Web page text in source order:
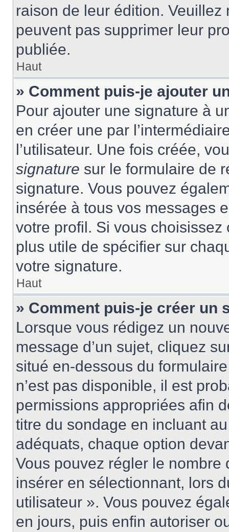
raison de leur édition.
peuvent pas supprimer leur
publiée.
Haut
» Comment puis-je ajouter
Pour ajouter une signature à
en créer une par
l’utilisateur. Une fois créée,
signature sur le formulaire de
signature. Vous pouvez
insérée à tous vos messages
votre profil. Si vous
plus utile de spécifier sur
votre signature.
Haut
» Comment puis-je créer un
Lorsque vous rédigez un
message d’un sujet, cliquez
situé en-dessous du
n’est pas disponible, il est
permissions appropriées afin
titre du sondage en incluant
adéquats, chaque option
Vous pouvez régler le nombre
insérer en sélectionnant, lors
utilisateur ». Vous pouvez
en jours, puis enfin autoriser